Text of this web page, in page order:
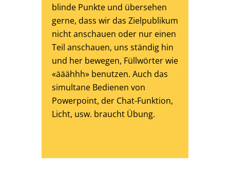
blinde Punkte und übersehen
gerne, dass wir das Zielpublikum
nicht anschauen oder nur einen
Teil anschauen, uns ständig hin
und her bewegen, Füllwörter wie
«ääähhh» benutzen. Auch das
simultane Bedienen von
Powerpoint, der Chat-Funktion,
Licht, usw. braucht Übung.